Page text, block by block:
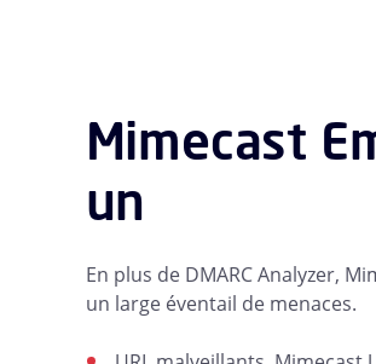
Mimecast
un
En plus de DMARC Analyzer,
un large éventail de menaces.